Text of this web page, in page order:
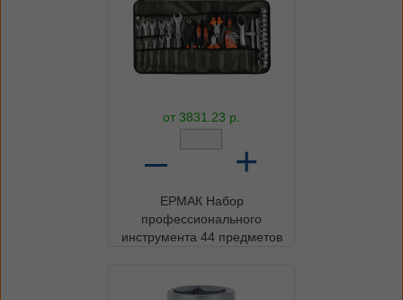
от 3831.23 р.
– +
ЕРМАК Набор
профессионального
инструмента 44 предметов